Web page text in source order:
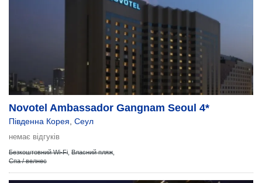
Novotel Ambassador Gangnam Seoul 4*
Південна Корея Сеул
немає відгуків
Безкоштовний Wi-Fi Власний пляж
Спа / велнес